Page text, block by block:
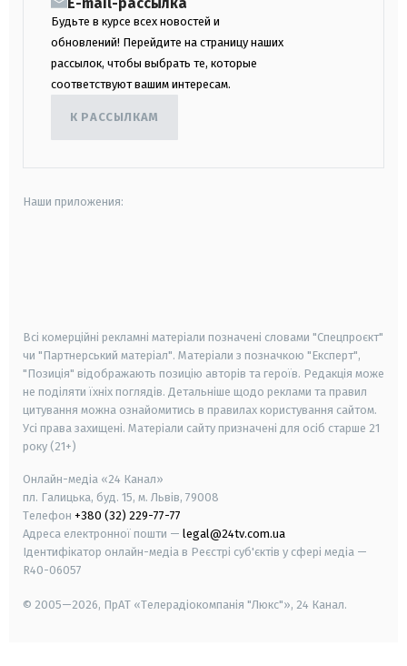
Будьте в курсе всех новостей и
обновлений! Перейдите на страницу наших
рассылок, чтобы выбрать те, которые
соответствуют вашим интересам.
К РАССЫЛКАМ
Наши приложения:
Всі комерційні рекламні матеріали позначені словами "Спецпроєкт"
чи "Партнерський матеріал". Матеріали з позначкою "Експерт",
"Позиція" відображають позицію авторів та героїв. Редакція може
не поділяти їхніх поглядів. Детальніше щодо реклами та правил
цитування можна ознайомитись в правилах користування сайтом.
Усі права захищені. Матеріали сайту призначені для осіб старше 21
року (21+)
Онлайн-медіа «24 Канал»
пл. Галицька, буд. 15, м. Львів, 79008
Телефон +380 (32) 229-77-77
Адреса електронної пошти — legal@24tv.com.ua
Ідентифікатор онлайн-медіа в Реєстрі суб'єктів у сфері медіа —
R40-06057
© 2005—2026, ПрАТ «Телерадіокомпанія "Люкс"», 24 Канал.